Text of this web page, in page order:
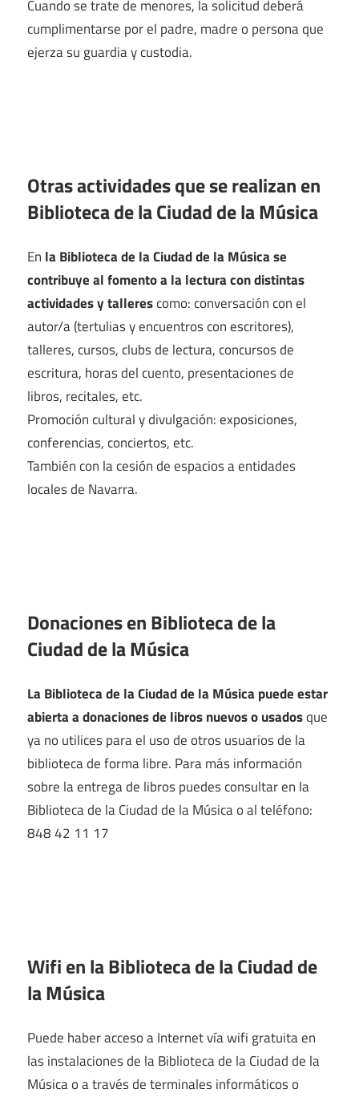
Cuando se trate de menores, la solicitud deberá
cumplimentarse por el padre, madre o persona que
ejerza su guardia y custodia.
Otras actividades que se realizan en
Biblioteca de la Ciudad de la Música
En la Biblioteca de la Ciudad de la Música se
contribuye al fomento a la lectura con distintas
actividades y tallerescomo: conversación con el
autor/a (tertulias y encuentros con escritores),
talleres, cursos, clubs de lectura, concursos de
escritura, horas del cuento, presentaciones de
libros, recitales, etc.
Promoción cultural y divulgación: exposiciones,
conferencias, conciertos, etc.
También con la cesión de espacios a entidades
locales de Navarra.
Donaciones en Biblioteca de la
Ciudad de la Música
La Biblioteca de la Ciudad de la Música puede estar
abierta a donaciones de libros nuevos o usadosque
ya no utilices para el uso de otros usuarios de la
biblioteca de forma libre. Para más información
sobre la entrega de libros puedes consultar en la
Biblioteca de la Ciudad de la Música o al teléfono:
848 42 11 17
Wifi en laBiblioteca de la Ciudad de
la Música
Puede haber acceso a Internet vía wifi gratuita en
las instalaciones de la Biblioteca de la Ciudad de la
Música o a través de terminales informáticos o